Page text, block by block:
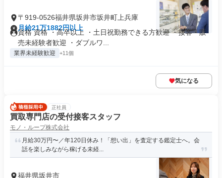
〒919-0526福井県坂井市坂井町上兵庫
月給21万1882円以上
資格 資格 ・高卒以上 ・土日祝勤務できる方歓迎 ・接客・販
売未経験者歓迎 ・ダブルワ...
業界未経験歓迎 +11個
気になる
正社員
買取専門店の受付接客スタッフ
モノ・ループ株式会社
月給30万円〜／年120日休み！「想い出」を査定する鑑定士へ。会
話を楽しみながら稼げる未経...
福井県坂井市